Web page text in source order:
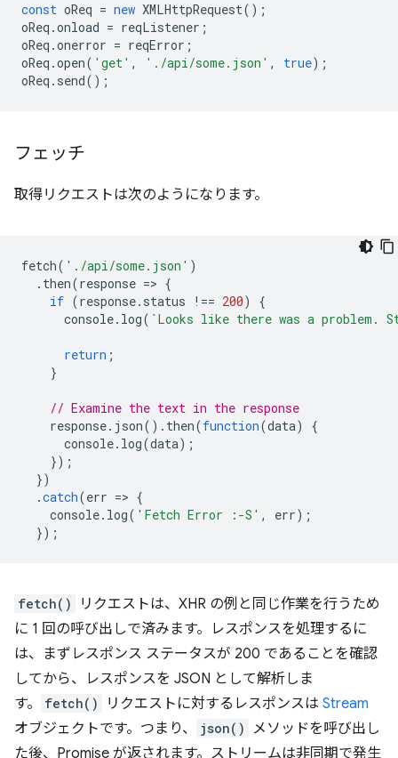
const oReq = new XMLHttpRequest();
oReq .onload = reqListener ;
oReq .onerror = reqError ;
oReq .open( 'get' , './api/some.json' , true);
oReq . send();
フェッチ
取得リクエストは次のようになります。
fetch( './api/some.json' )
. then(response => {
if (response. status !== 200)
{
console. log( `Looks like there was a problem.
return ;
}
// Examine the text in the response
response. json(). then(function(data)
{
console. log(data);
});
})
.catch(err => {
console. log( 'Fetch Error :-S' , err);
});
fetch()
リクエストは、XHR の例と同じ作業を行うため
に 1 回の呼び出しで済みます。レスポンスを処理するに
は、まずレスポンス ステータスが 200 であることを確認
してから、レスポンスを JSON として解析しま
す。
fetch() リクエストに対するレスポンスは Stream
オブジェクトです。つまり、
json()
メソッドを呼び出し
た後、Promise が返されます。ストリームは非同期で発生